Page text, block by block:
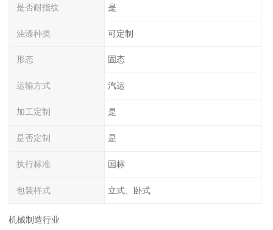
是否耐指纹 是
油漆种类 可定制
形态 固态
运输方式 汽运
加工定制 是
是否定制 是
执行标准 国标
包装样式 立式、卧式
机械制造行业